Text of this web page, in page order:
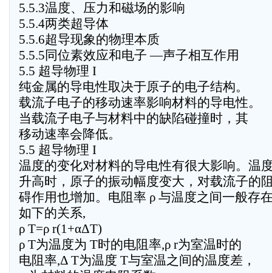
5.5.3温度、压力和磁场的影响
5.5.4两类超导体
5.5.6超导现象的物理本质
5.5.5同位素效应和电子 —声子相互作用
5.5 超导物理 I
纯金属的导电性取决于原子的电子结构。
载流子电子的移动速率影响材料的导电性。
当载流子电子与材料中的缺陷碰撞时，其
移动速率会降低。
5.5 超导物理 I
温度的变化对材料的导电性有很大影响。温
升高时，原子的振动幅度变大，对载流子的
碍作用也增加。电阻率 ρ 与温度之间一般存
如下的关系,
ρ T=ρ r(1+αΔT)
ρ T为温度为 T时的电阻率,ρ r为室温时的
电阻率,Δ T为温度 T与室温之间的温度差，